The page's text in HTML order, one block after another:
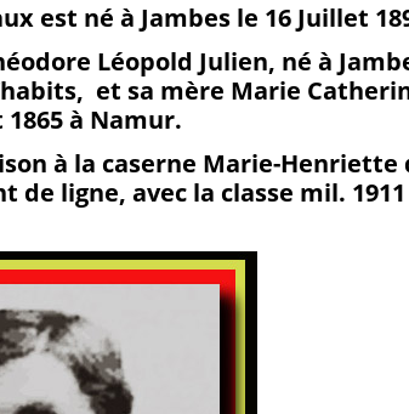
est né à Jambes le 16 Juillet
Léopold Julien, né à
et sa mère Marie
à Namur.
à la caserne Marie-Henriette
de ligne, avec la classe mil.